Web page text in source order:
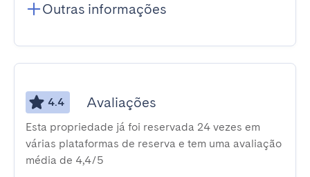
Outras informações
4.4 Avaliações
Esta propriedade já foi reservada 24 vezes em
várias plataformas de reserva e tem uma avaliação
média de 4,4/5